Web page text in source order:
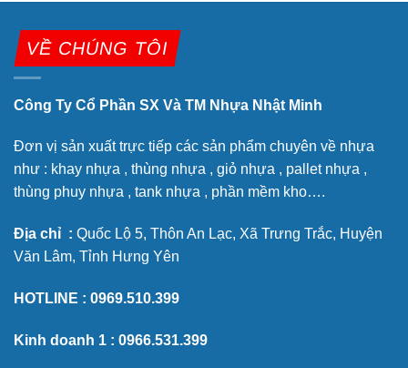
VỀ CHÚNG TÔI
Công Ty Cổ Phần SX Và TM Nhựa Nhật Minh
Đơn vị sản xuất trực tiếp các sản phẩm chuyên về nhựa
như : khay nhựa , thùng nhựa , giỏ nhựa , pallet nhựa ,
thùng phuy nhựa , tank nhựa , phần mềm kho….
Địa chỉ : Quốc Lộ 5, Thôn An Lạc, Xã Trưng Trắc, Huyện
Văn Lâm, Tỉnh Hưng Yên
HOTLINE : 0969.510.399
Kinh doanh 1 : 0966.531.399